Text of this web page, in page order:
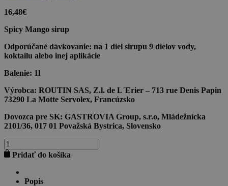
16,48€
Spicy Mango sirup
Odporúčané dávkovanie: na 1 diel sirupu 9 dielov vody,
koktailu alebo inej aplikácie
Balenie: 1l
Výrobca: ROUTIN SAS, Z.l. de L´Erier – 713 rue Denis Papin
73290 La Motte Servolex, Francúzsko
Dovozca pre SK: GASTROVIA Group, s.r.o, Mládežnícka
2101/36, 017 01 Považská Bystrica, Slovensko
množstvo
SPICY
SYRUP
Pridať do košíka
Popis